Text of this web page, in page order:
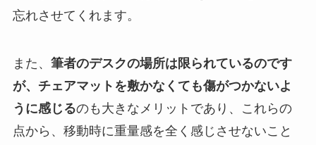
忘れさせてくれます。
また、 筆者のデスクの場所は限られているのです
が、チェアマットを敷かなくても傷がつかないよ
うに感じるのも大きなメリットであり、これらの
点から、移動時に重量感を全く感じさせないこと